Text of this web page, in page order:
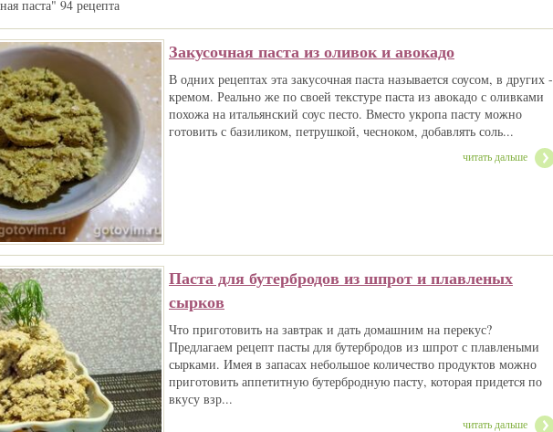
паста" 94 рецепта
Закусочная паста из оливок и авокадо
В одних рецептах эта закусочная паста называется соусом, в других -
кремом. Реально же по своей текстуре паста из авокадо с оливками
похожа на итальянский соус песто. Вместо укропа пасту можно
готовить с базиликом, петрушкой, чесноком, добавлять соль...
читать дальше
Паста для бутербродов из шпрот и плавленых
сырков
Что приготовить на завтрак и дать домашним на перекус?
Предлагаем рецепт пасты для бутербродов из шпрот с плавлеными
сырками. Имея в запасах небольшое количество продуктов можно
приготовить аппетитную бутербродную пасту, которая придется по
вкусу взр...
читать дальше